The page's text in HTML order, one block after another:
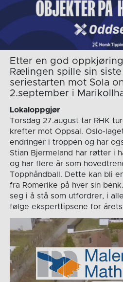
Etter en god
Rælingen spille sin
seriestarten mot Sola
2.september i
Lokaloppgjør
Torsdag 27.august tar RHK
krefter mot Oppsal. Oslo-
endringer i troppen og har
Stian Bjermeland har røtter i
og har flere år som
Topphåndball. Dette kan bli
fra Romerike på hver sin
seg i å stå som utfordrer, i
følge eksperttipsene for årets